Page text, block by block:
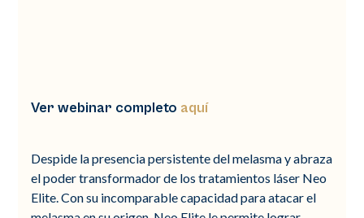
Ver webinar completo aquí
Despide la presencia persistente del melasma y abraza
el poder transformador de los tratamientos láser Neo
Elite. Con su incomparable capacidad para atacar el